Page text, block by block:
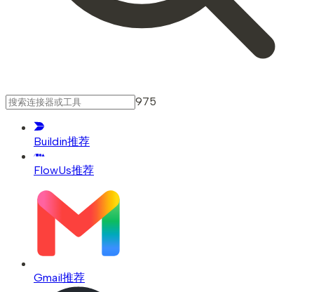
975
Buildin推荐
FlowUs推荐
Gmail推荐